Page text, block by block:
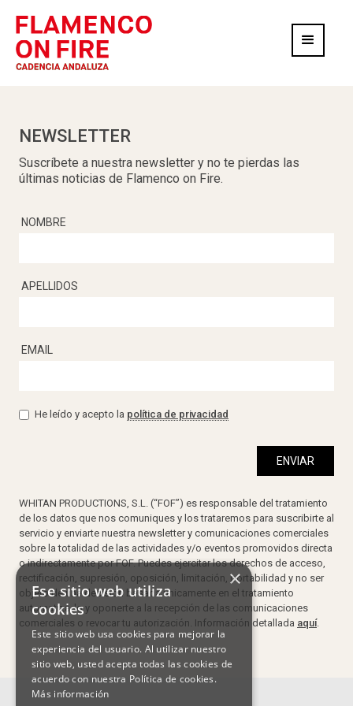
NEWSLETTER
Suscríbete a nuestra newsletter y no te pierdas las
últimas noticias de Flamenco on Fire.
NOMBRE
APELLIDOS
EMAIL
He leído y acepto la política de privacidad
WHITAN PRODUCTIONS, S.L. (“FOF”) es responsable del tratamiento
de los datos que nos comuniques y los trataremos para suscribirte al
servicio y enviarte nuestra newsletter y comunicaciones comerciales
sobre la totalidad de las actividades y/o eventos promovidos directa
o indirectamente por FOF. Puedes ejercitar los derechos de acceso,
rectificación, supresión, oposición, limitación, portabilidad y no ser
objeto de una decisión basada únicamente en el tratamiento
automatizado y oponerte a la recepción de las comunicaciones
comerciales o revocar tu autorización. Información detallada aquí.
×
Ese sitio web utiliza
cookies
Este sitio web usa cookies para mejorar la
experiencia del usuario. Al utilizar nuestro
sitio web, usted acepta todas las cookies de
acuerdo con nuestra Política de cookies.
Más información